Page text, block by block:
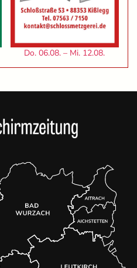
Do. 06.08. – Mi. 12.08.